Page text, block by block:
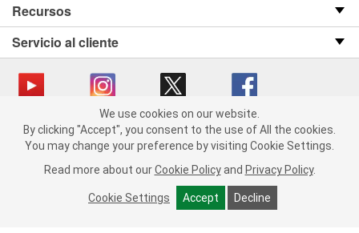
We use cookies on our website. By clicking "Accept", you consent
to the use of All the cookies.
You may change your preference by visiting Cookie Settings.
Read more about our Cookie Policy and Privacy Policy.
Cookie Settings Accept Decline
Recursos
Servicio al cliente
Copyright © 2008-2026 O’Reilly Auto Parts v OST_3.2.0.0.729 (3) cv1361
catalog_main
Política de privacidad
Ley de transparencia en las cadenas de suministro
We use cookies on our website.
By clicking "Accept", you consent to the use of All the cookies.
You may change your preference by visiting Cookie Settings.
Read more about our Cookie Policy and Privacy Policy.
Cookie Settings Accept Decline